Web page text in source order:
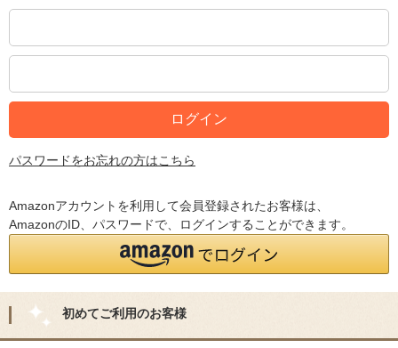
パスワードをお忘れの方はこちら
Amazonアカウントを利用して会員登録されたお客様は、
AmazonのID、パスワードで、ログインすることができます。
初めてご利用のお客様